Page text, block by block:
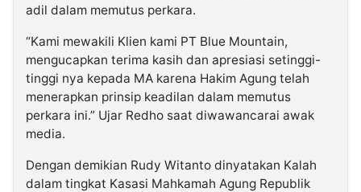
adil dalam memutus perkara.
“Kami mewakili Klien kami PT Blue Mountain,
mengucapkan terima kasih dan apresiasi setinggi-
tinggi nya kepada MA karena Hakim Agung telah
menerapkan prinsip keadilan dalam memutus
perkara ini.” Ujar Redho saat diwawancarai awak
media.
Dengan demikian Rudy Witanto dinyatakan Kalah
dalam tingkat Kasasi Mahkamah Agung Republik